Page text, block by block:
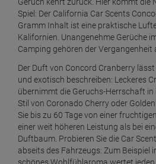
Geruch kehrt zurück. Hier kommt die
Spiel: Der California Car Scents
Gramm Inhalt ist eine praktische
Kalifornien. Unangenehme Gerüche
Camping gehören der Vergangenheit
Der Duft von Concord Cranberry
und exotisch beschreiben: Leckeres
übernimmt die Geruchs-Herrschaft in
Stil von Coronado Cherry oder
Sie bis zu 60 Tage von einer
einer weit höheren Leistung als bei
Duftbaum. Probieren Sie die Car
abseits des Fahrzeugs: Zum Beispiel